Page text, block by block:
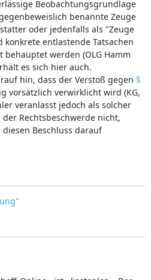
Beobachtungsgrundlage
benannte Zeuge
oder jedenfalls als "Zeuge
entlastende Tatsachen
werden (OLG Hamm
es sich hier auch.
hin, dass der Verstoß gegen §
vorsätzlich verwirklicht wird (KG,
veranlasst jedoch als solcher
Rechtsbeschwerde nicht,
Beschluss darauf